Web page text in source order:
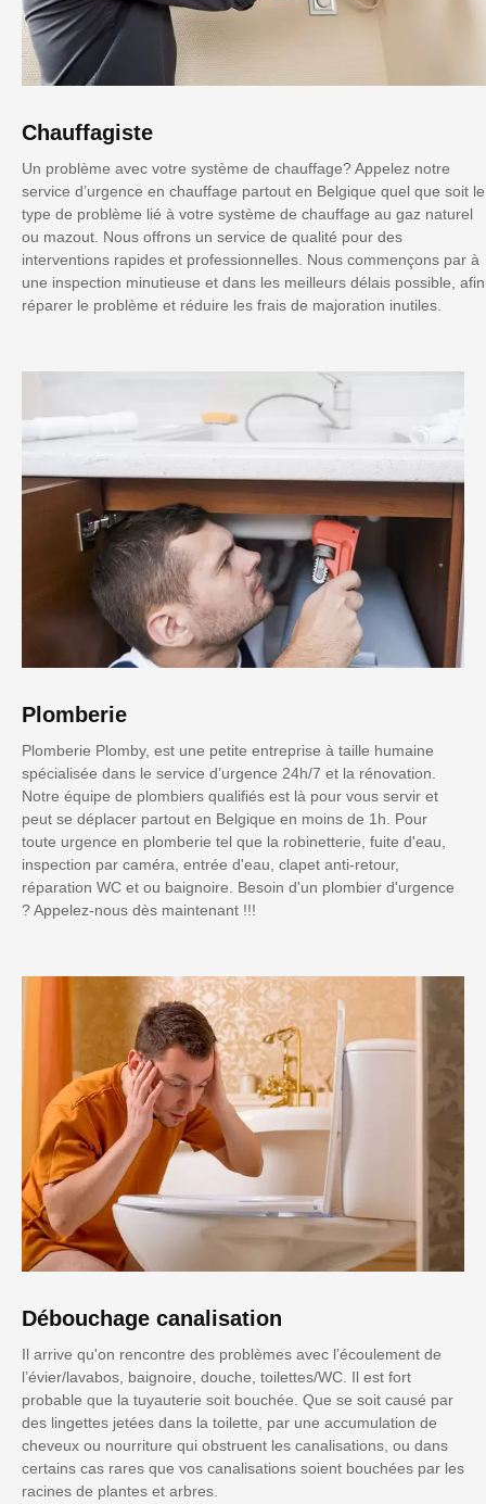
Chauffagiste
Un problème avec votre système de chauffage? Appelez notre
service d’urgence en chauffage partout en Belgique quel que soit le
type de problème lié à votre système de chauffage au gaz naturel
ou mazout. Nous offrons un service de qualité pour des
interventions rapides et professionnelles. Nous commençons par à
une inspection minutieuse et dans les meilleurs délais possible, afin
réparer le problème et réduire les frais de majoration inutiles.
Plomberie
Plomberie Plomby, est une petite entreprise à taille humaine
spécialisée dans le service d’urgence 24h/7 et la rénovation.
Notre équipe de plombiers qualifiés est là pour vous servir et
peut se déplacer partout en Belgique en moins de 1h. Pour
toute urgence en plomberie tel que la robinetterie, fuite d'eau,
inspection par caméra, entrée d'eau, clapet anti-retour,
réparation WC et ou baignoire. Besoin d'un plombier d'urgence
? Appelez-nous dès maintenant !!!
Débouchage canalisation
Il arrive qu'on rencontre des problèmes avec l’écoulement de
l’évier/lavabos, baignoire, douche, toilettes/WC. Il est fort
probable que la tuyauterie soit bouchée. Que se soit causé par
des lingettes jetées dans la toilette, par une accumulation de
cheveux ou nourriture qui obstruent les canalisations, ou dans
certains cas rares que vos canalisations soient bouchées par les
racines de plantes et arbres.